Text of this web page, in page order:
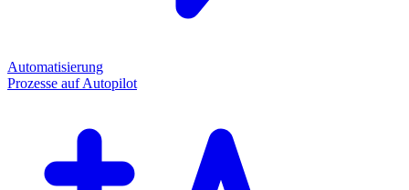
Automatisierung
Prozesse auf Autopilot